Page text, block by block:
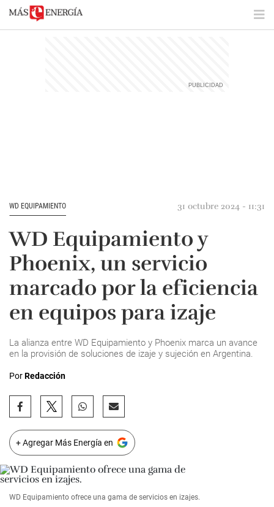
WD EQUIPAMIENTO 31 octubre 2024 - 11:31
WD Equipamiento y
Phoenix, un servicio
marcado por la eficiencia
en equipos para izaje
La alianza entre WD Equipamiento y Phoenix marca un avance
en la provisión de soluciones de izaje y sujeción en Argentina.
PorRedacción
+ Agregar Más Energía en
WD Equipamiento ofrece una gama de servicios en izajes.